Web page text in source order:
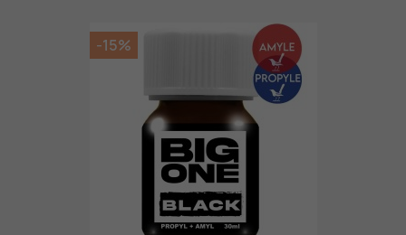
-15%